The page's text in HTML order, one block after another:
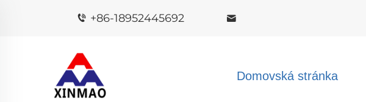
+86-18952445692
Domovská stránka